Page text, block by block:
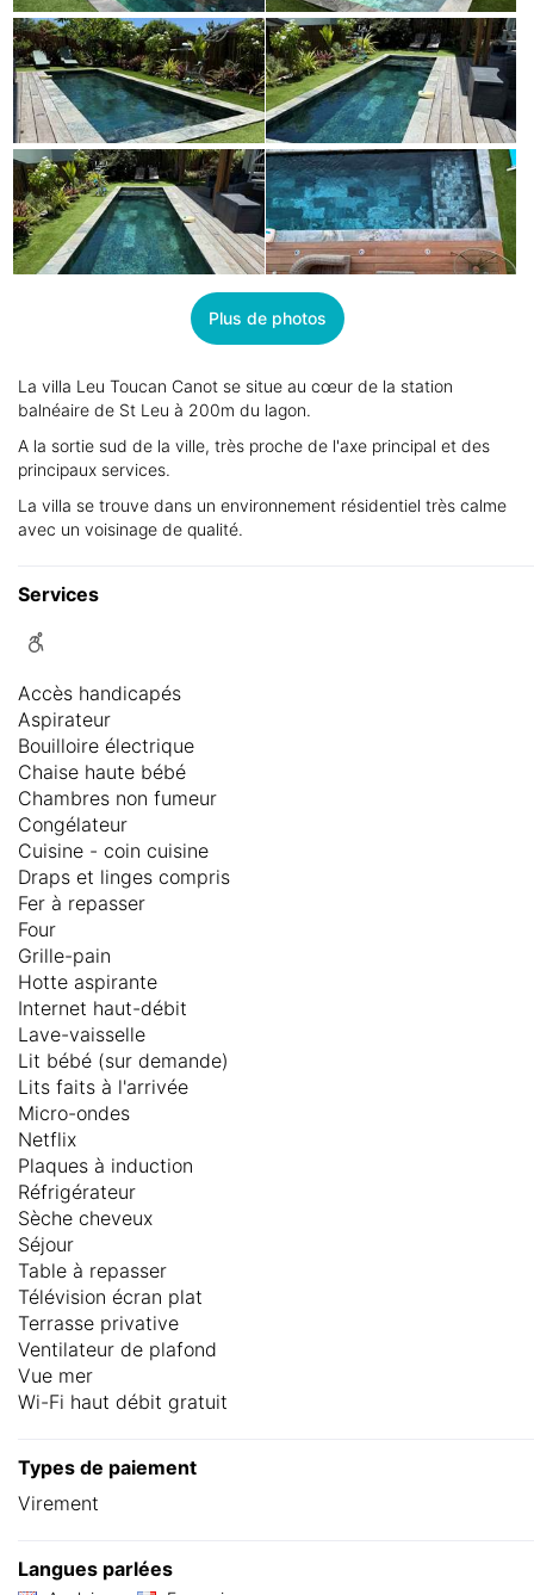
Plus de photos
La villa Leu Toucan Canot se situe au cœur de la station
balnéaire de St Leu à 200m du lagon.
A la sortie sud de la ville, très proche de l'axe principal et des
principaux services.
La villa se trouve dans un environnement résidentiel très calme
avec un voisinage de qualité.
Services
Accès handicapés
Aspirateur
Bouilloire électrique
Chaise haute bébé
Chambres non fumeur
Congélateur
Cuisine - coin cuisine
Draps et linges compris
Fer à repasser
Four
Grille-pain
Hotte aspirante
Internet haut-débit
Lave-vaisselle
Lit bébé (sur demande)
Lits faits à l'arrivée
Micro-ondes
Netflix
Plaques à induction
Réfrigérateur
Sèche cheveux
Séjour
Table à repasser
Télévision écran plat
Terrasse privative
Ventilateur de plafond
Vue mer
Wi-Fi haut débit gratuit
Types de paiement
Virement
Langues parlées